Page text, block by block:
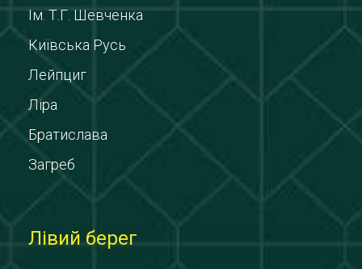
Ім. Т.Г. Шевченка
Київська Русь
Лейпциг
Ліра
Братислава
Загреб
Лівий берег